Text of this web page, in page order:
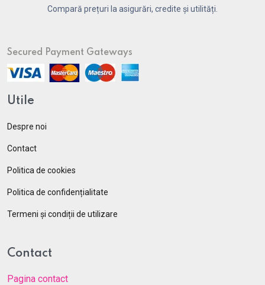
Compară prețuri la asigurări, credite și utilități.
Secured Payment Gateways
Utile
Despre noi
Contact
Politica de cookies
Politica de confidențialitate
Termeni și condiții de utilizare
Contact
Pagina contact